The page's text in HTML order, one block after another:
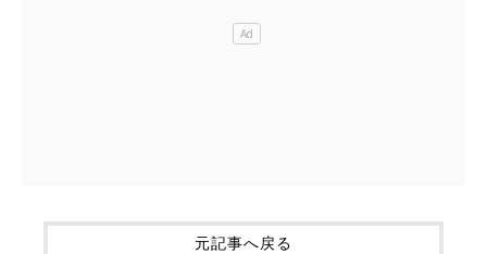
元記事へ戻る